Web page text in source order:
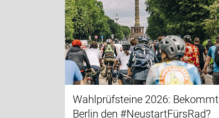
Wahlprüfsteine 2026: Bekommt
Berlin den #NeustartFürsRad?